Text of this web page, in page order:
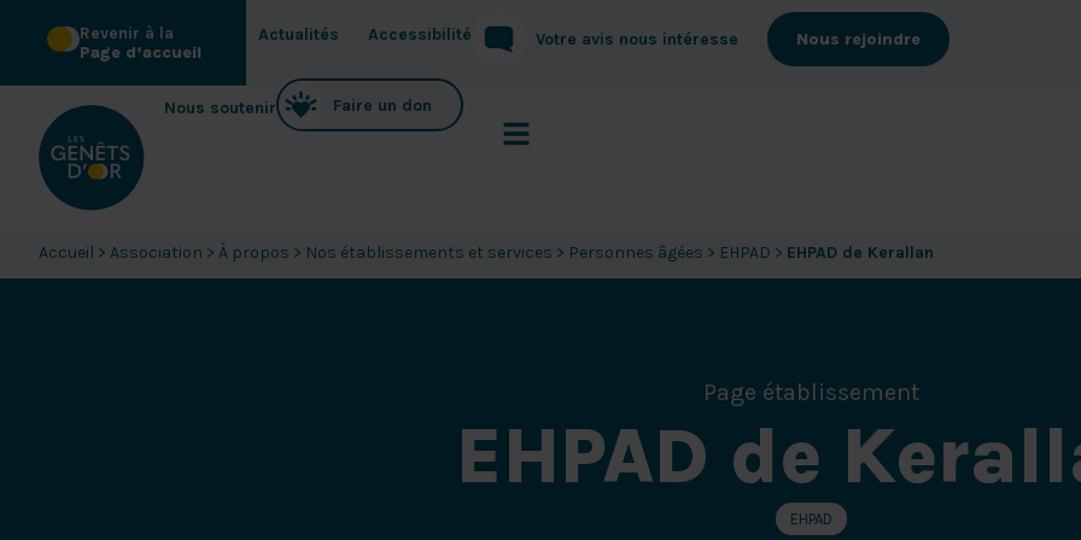
Revenir à la
Page d’accueil
Actualités Accessibilité Votre avis nous intéresse Nous rejoindre
Nous soutenir Faire un don
Accueil > Association > À propos > Nos établissements et services > Personnes âgées > EHPAD > EHPAD de Kerallan
Page établissement
EHPAD de
EHPAD